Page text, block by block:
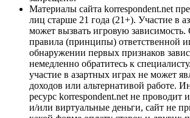
Материалы сайта korrespondent.net
лиц старше 21 года (21+). Участие в
может вызвать игровую
правила (принципы) ответственной
обнаружении первых признаков
немедленно обратитесь к
участие в азартных играх не может
доходов или альтернативой работе.
ресурс korrespondent.net не проводит
и/или виртуальные деньги, сайт не